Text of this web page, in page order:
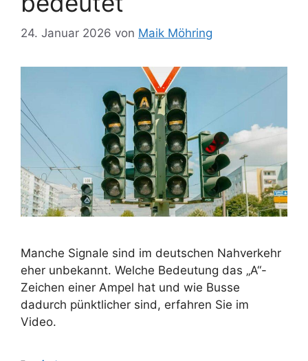
24. Januar 2026 von Maik Möhring
Manche Signale sind im deutschen Nahverkehr
eher unbekannt. Welche Bedeutung das „A“-
Zeichen einer Ampel hat und wie Busse
dadurch pünktlicher sind, erfahren Sie im
Video.